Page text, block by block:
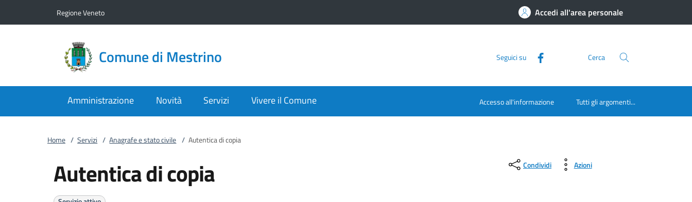
Regione Veneto Accedi all'area personale
Comune di Mestrino Seguici su Cerca
Amministrazione Novità Servizi Vivere il Comune Accesso all'informazione Tutti gli argomenti...
Home / Servizi / Anagrafe e stato civile / Autentica di copia
Autentica di copia Condividi Azioni